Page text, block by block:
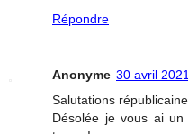
Répondre
Anonyme 30 avril
Salutations
Désolée je vous ai